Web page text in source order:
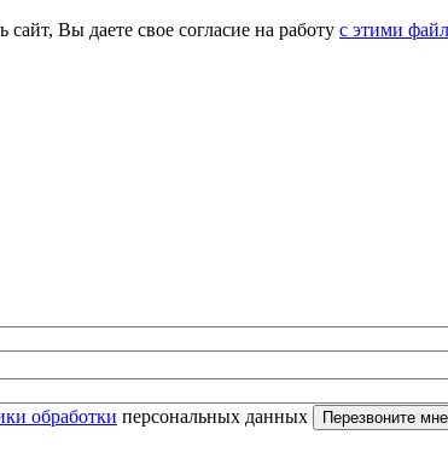
Вы даете свое согласие на работу с этими
обработки персональных данных